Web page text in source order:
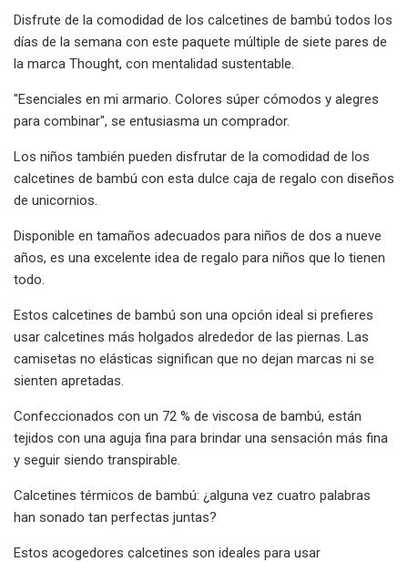
Disfrute de la comodidad de los calcetines de bambú todos los
días de la semana con este paquete múltiple de siete pares de
la marca Thought, con mentalidad sustentable.
"Esenciales en mi armario. Colores súper cómodos y alegres
para combinar", se entusiasma un comprador.
Los niños también pueden disfrutar de la comodidad de los
calcetines de bambú con esta dulce caja de regalo con diseños
de unicornios.
Disponible en tamaños adecuados para niños de dos a nueve
años, es una excelente idea de regalo para niños que lo tienen
todo.
Estos calcetines de bambú son una opción ideal si prefieres
usar calcetines más holgados alrededor de las piernas. Las
camisetas no elásticas significan que no dejan marcas ni se
sienten apretadas.
Confeccionados con un 72 % de viscosa de bambú, están
tejidos con una aguja fina para brindar una sensación más fina
y seguir siendo transpirable.
Calcetines térmicos de bambú: ¿alguna vez cuatro palabras
han sonado tan perfectas juntas?
Estos acogedores calcetines son ideales para usar